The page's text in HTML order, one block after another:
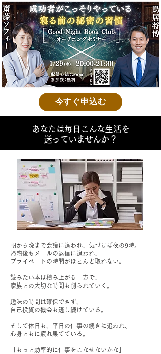
今すぐ申込む
あなたは毎日こんな生活を
送っていませんか？
朝から晩まで会議に追われ、気づけば夜の9時。
帰宅後もメールの返信に追われ、
プライベートの時間がほとんど取れない。
読みたい本は積み上がる一方で、
家族との大切な時間も削られていく。
趣味の時間は確保できず、
自己投資の機会も逃し続けている。
そして休日も、平日の仕事の続きに追われ、
心身ともに疲れ果てている。
「もっと効率的に仕事をこなせないかな」